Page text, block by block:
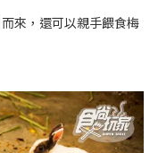
來，還可以親手餵食梅